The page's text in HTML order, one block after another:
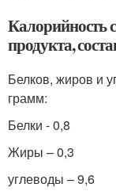
Калорийность
продукта,
Белков, жиров и
грамм:
Белки - 0,8
Жиры – 0,3
углеводы – 9,6